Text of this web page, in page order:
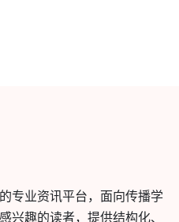
专业资讯平台，面向传播学
兴趣的读者，提供结构化、